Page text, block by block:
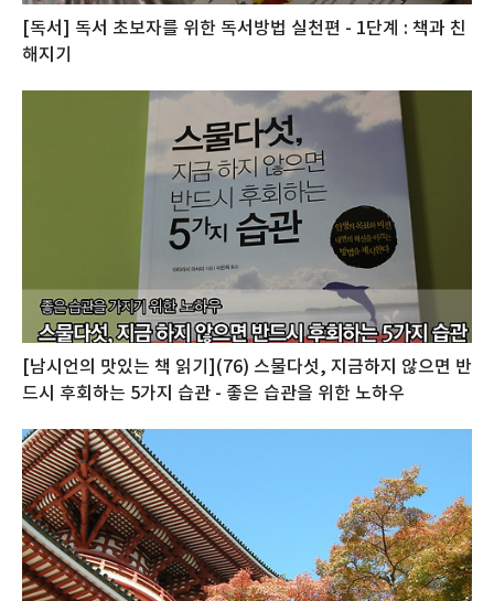
[독서] 독서 초보자를 위한 독서방법 실천편 - 1단계 : 책과 친
해지기
[남시언의 맛있는 책 읽기](76) 스물다섯, 지금하지 않으면 반
드시 후회하는 5가지 습관 - 좋은 습관을 위한 노하우